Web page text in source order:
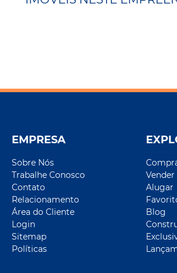
EMPRESA
Sobre Nós
Trabalhe Conosco
Contato
Relacionamento
Área do Cliente
Login
Sitemap
Políticas
Vender
Alugar
Blog